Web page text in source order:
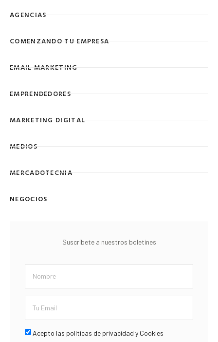
AGENCIAS
COMENZANDO TU EMPRESA
EMAIL MARKETING
EMPRENDEDORES
MARKETING DIGITAL
MEDIOS
MERCADOTECNIA
NEGOCIOS
Suscríbete a nuestros boletines
Acepto las políticas de privacidad y Cookies